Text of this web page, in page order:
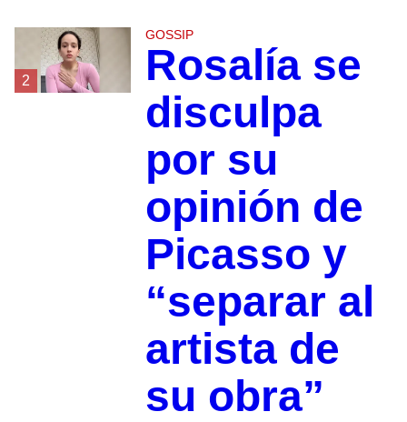
2
GOSSIP
Rosalía se
disculpa
por su
opinión de
Picasso y
“separar al
artista de
su obra”